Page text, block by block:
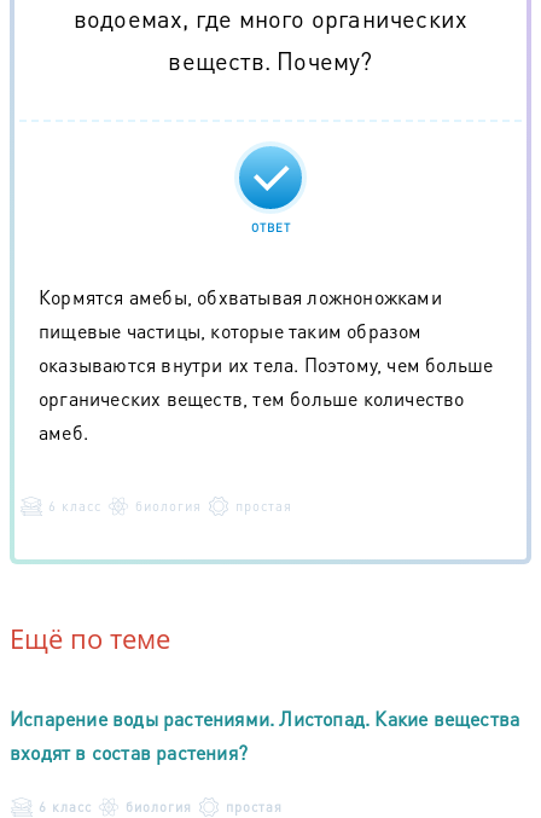
водоемах, где много органических
веществ. Почему?
ОТВЕТ
Кормятся амебы, обхватывая ложноножками
пищевые частицы, которые таким образом
оказываются внутри их тела. Поэтому, чем больше
органических веществ, тем больше количество
амеб.
6 класс биология простая
Ещё по теме
Испарение воды растениями. Листопад. Какие вещества
входят в состав растения?
6 класс биология простая